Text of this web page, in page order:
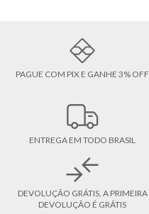
PAGUE COM PIX E GANHE 3% OFF
ENTREGA EM TODO BRASIL
DEVOLUÇÃO GRÁTIS, A PRIMEIRA
DEVOLUÇÃO É GRÁTIS